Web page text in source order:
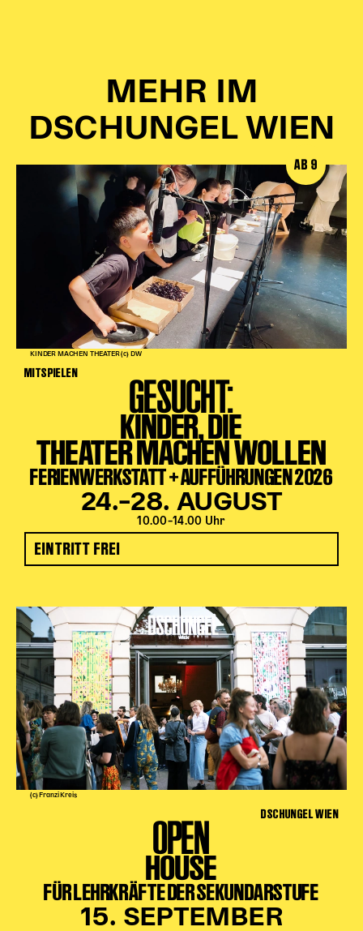
MEHR IM
DSCHUNGEL WIEN
KINDER MACHEN THEATER (c) DW
AB 9
MITSPIELEN GESUCHT:
KINDER, DIE
THEATER MACHEN WOLLEN
FERIENWERKSTATT + AUFFÜHRUNGEN 2026
24.–28. AUGUST
10.00–14.00 Uhr
EINTRITT FREI
(c) Franzi Kreis
DSCHUNGEL WIEN
OPEN
HOUSE
FÜR LEHRKRÄFTE DER SEKUNDARSTUFE
15. SEPTEMBER